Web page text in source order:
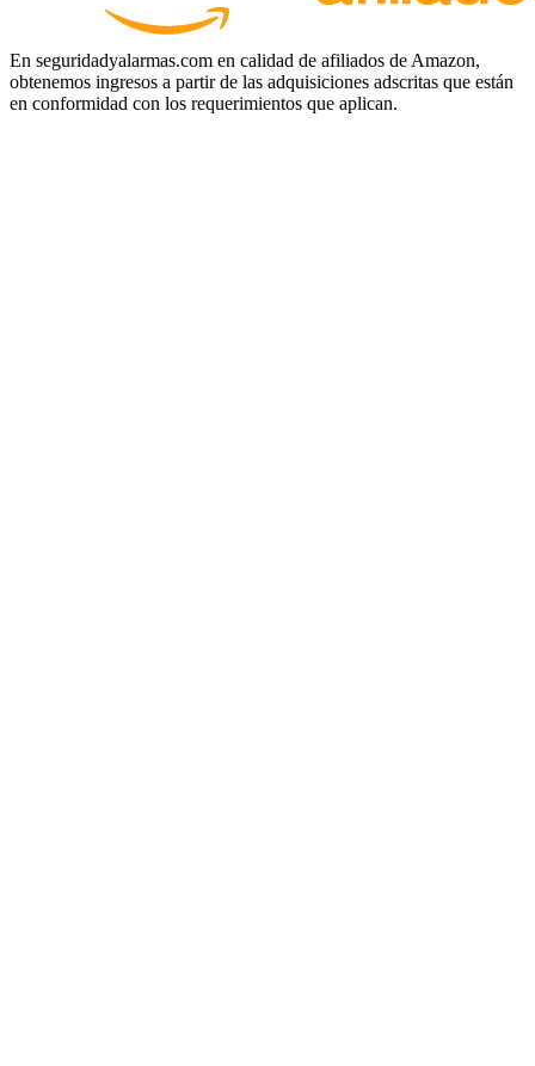
En seguridadyalarmas.com en calidad de afiliados de Amazon,
obtenemos ingresos a partir de las adquisiciones adscritas que están
en conformidad con los requerimientos que aplican.